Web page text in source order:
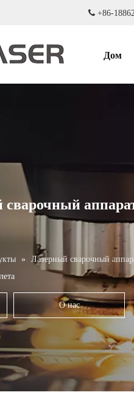
 +86-
Дом
» Лазерный сварочный
О нас